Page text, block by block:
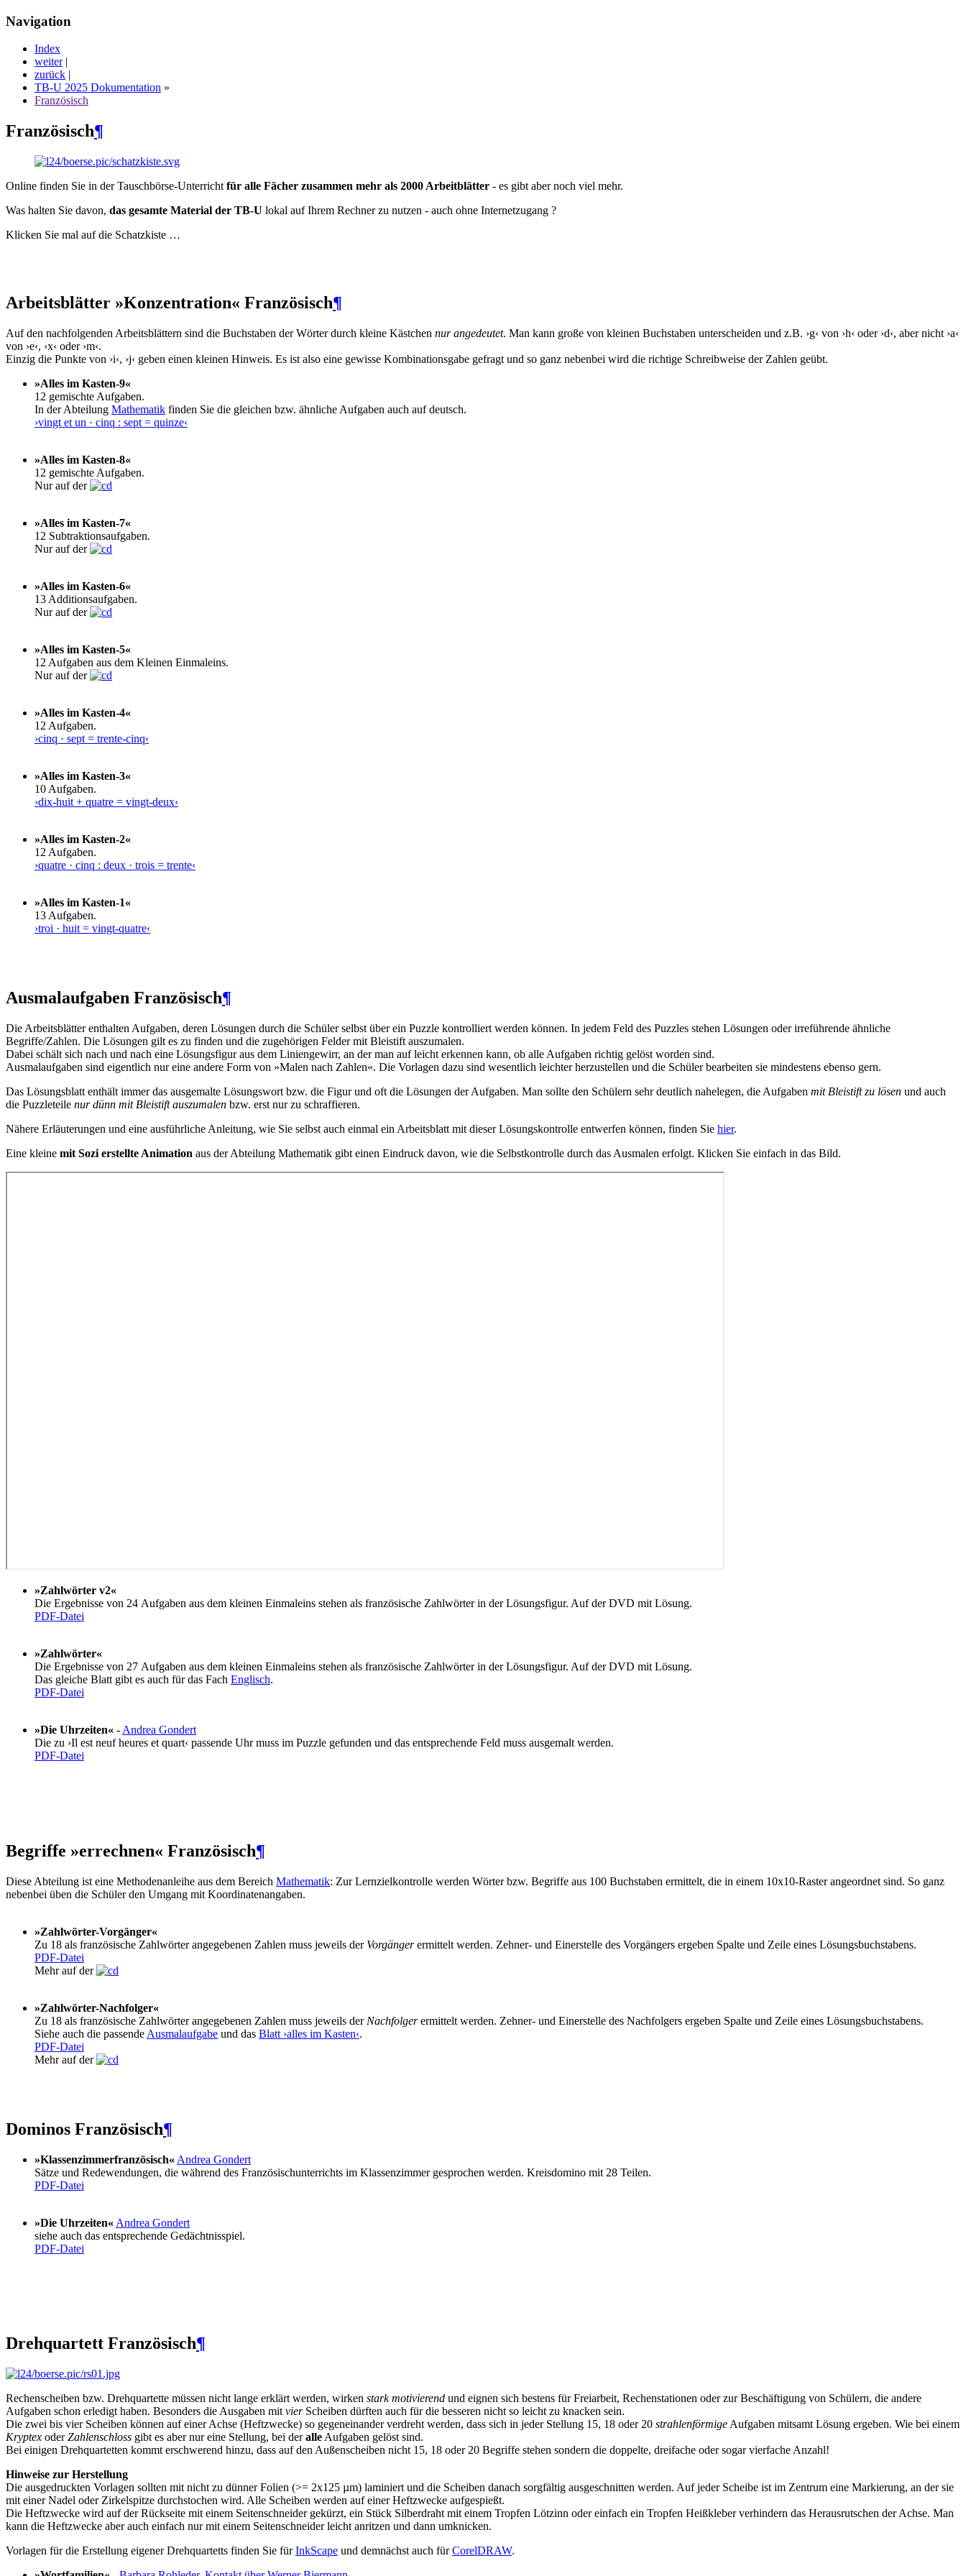
Navigation
Index
weiter|
zurück |
TB-U 2025 Dokumentation »
Französisch
Französisch¶
Online finden Sie in der Tauschbörse-Unterricht für alle Fächer zusammen mehr als 2000 Arbeitblätter - es gibt aber noch viel mehr.
Was halten Sie davon, das gesamte Material der TB-U lokal auf Ihrem Rechner zu nutzen - auch ohne Internetzugang ?
Klicken Sie mal auf die Schatzkiste …
Arbeitsblätter »Konzentration« Französisch¶
Auf den nachfolgenden Arbeitsblättern sind die Buchstaben der Wörter durch kleine Kästchen nur angedeutet. Man kann große von kleinen Buchstaben unterscheiden und z.B. ›g‹ von ›h‹ oder ›d‹, aber nicht ›a‹
von ›e‹, ›x‹ oder ›m‹.
Einzig die Punkte von ›i‹, ›j‹ geben einen kleinen Hinweis. Es ist also eine gewisse Kombinationsgabe gefragt und so ganz nebenbei wird die richtige Schreibweise der Zahlen geübt.
»Alles im Kasten-9«
12 gemischte Aufgaben.
In der Abteilung Mathematik finden Sie die gleichen bzw. ähnliche Aufgaben auch auf deutsch.
›vingt et un · cinq : sept = quinze‹
»Alles im Kasten-8«
12 gemischte Aufgaben.
Nur auf der
»Alles im Kasten-7«
12 Subtraktionsaufgaben.
Nur auf der
»Alles im Kasten-6«
13 Additionsaufgaben.
Nur auf der
»Alles im Kasten-5«
12 Aufgaben aus dem Kleinen Einmaleins.
Nur auf der
»Alles im Kasten-4«
12 Aufgaben.
›cinq · sept = trente-cinq‹
»Alles im Kasten-3«
10 Aufgaben.
›dix-huit + quatre = vingt-deux‹
»Alles im Kasten-2«
12 Aufgaben.
›quatre · cinq : deux · trois = trente‹
»Alles im Kasten-1«
13 Aufgaben.
›troi · huit = vingt-quatre‹
Ausmalaufgaben Französisch¶
Die Arbeitsblätter enthalten Aufgaben, deren Lösungen durch die Schüler selbst über ein Puzzle kontrolliert werden können. In jedem Feld des Puzzles stehen Lösungen oder irreführende ähnliche
Begriffe/Zahlen. Die Lösungen gilt es zu finden und die zugehörigen Felder mit Bleistift auszumalen.
Dabei schält sich nach und nach eine Lösungsfigur aus dem Liniengewirr, an der man auf leicht erkennen kann, ob alle Aufgaben richtig gelöst worden sind.
Ausmalaufgaben sind eigentlich nur eine andere Form von »Malen nach Zahlen«. Die Vorlagen dazu sind wesentlich leichter herzustellen und die Schüler bearbeiten sie mindestens ebenso gern.
Das Lösungsblatt enthält immer das ausgemalte Lösungswort bzw. die Figur und oft die Lösungen der Aufgaben. Man sollte den Schülern sehr deutlich nahelegen, die Aufgaben mit Bleistift zu lösen und auch
die Puzzleteile nur dünn mit Bleistift auszumalen bzw. erst nur zu schraffieren.
Nähere Erläuterungen und eine ausführliche Anleitung, wie Sie selbst auch einmal ein Arbeitsblatt mit dieser Lösungskontrolle entwerfen können, finden Sie hier.
Eine kleine mit Sozi erstellte Animation aus der Abteilung Mathematik gibt einen Eindruck davon, wie die Selbstkontrolle durch das Ausmalen erfolgt. Klicken Sie einfach in das Bild.
»Zahlwörter v2«
Die Ergebnisse von 24 Aufgaben aus dem kleinen Einmaleins stehen als französische Zahlwörter in der Lösungsfigur. Auf der DVD mit Lösung.
PDF-Datei
»Zahlwörter«
Die Ergebnisse von 27 Aufgaben aus dem kleinen Einmaleins stehen als französische Zahlwörter in der Lösungsfigur. Auf der DVD mit Lösung.
Das gleiche Blatt gibt es auch für das Fach Englisch.
PDF-Datei
»Die Uhrzeiten« - Andrea Gondert
Die zu ›Il est neuf heures et quart‹ passende Uhr muss im Puzzle gefunden und das entsprechende Feld muss ausgemalt werden.
PDF-Datei
Begriffe »errechnen« Französisch¶
Diese Abteilung ist eine Methodenanleihe aus dem Bereich Mathematik: Zur Lernzielkontrolle werden Wörter bzw. Begriffe aus 100 Buchstaben ermittelt, die in einem 10x10-Raster angeordnet sind. So ganz
nebenbei üben die Schüler den Umgang mit Koordinatenangaben.
»Zahlwörter-Vorgänger«
Zu 18 als französische Zahlwörter angegebenen Zahlen muss jeweils der Vorgängerermittelt werden. Zehner- und Einerstelle des Vorgängers ergeben Spalte und Zeile eines Lösungsbuchstabens.
PDF-Datei
Mehr auf der
»Zahlwörter-Nachfolger«
Zu 18 als französische Zahlwörter angegebenen Zahlen muss jeweils der Nachfolgerermittelt werden. Zehner- und Einerstelle des Nachfolgers ergeben Spalte und Zeile eines Lösungsbuchstabens.
Siehe auch die passende Ausmalaufgabe und das Blatt ›alles im Kasten‹.
PDF-Datei
Mehr auf der
Dominos Französisch¶
»Klassenzimmerfranzösisch« Andrea Gondert
Sätze und Redewendungen, die während des Französischunterrichts im Klassenzimmer gesprochen werden. Kreisdomino mit 28 Teilen.
PDF-Datei
»Die Uhrzeiten« Andrea Gondert
siehe auch das entsprechende Gedächtnisspiel.
PDF-Datei
Drehquartett Französisch¶
Rechenscheiben bzw. Drehquartette müssen nicht lange erklärt werden, wirken stark motivierend und eignen sich bestens für Freiarbeit, Rechenstationen oder zur Beschäftigung von Schülern, die andere
Aufgaben schon erledigt haben. Besonders die Ausgaben mit vierScheiben dürften auch für die besseren nicht so leicht zu knacken sein.
Die zwei bis vier Scheiben können auf einer Achse (Heftzwecke) so gegeneinander verdreht werden, dass sich in jeder Stellung 15, 18 oder 20 strahlenförmige Aufgaben mitsamt Lösung ergeben. Wie bei einem
Kryptex oderZahlenschloss gibt es aber nur eine Stellung, bei deralle Aufgaben gelöst sind.
Bei einigen Drehquartetten kommt erschwerend hinzu, dass auf den Außenscheiben nicht 15, 18 oder 20 Begriffe stehen sondern die doppelte, dreifache oder sogar vierfache Anzahl!
Hinweise zur Herstellung
Die ausgedruckten Vorlagen sollten mit nicht zu dünner Folien (>= 2x125 µm) laminiert und die Scheiben danach sorgfältig ausgeschnitten werden. Auf jeder Scheibe ist im Zentrum eine Markierung, an der sie
mit einer Nadel oder Zirkelspitze durchstochen wird. Alle Scheiben werden auf einer Heftzwecke aufgespießt.
Die Heftzwecke wird auf der Rückseite mit einem Seitenschneider gekürzt, ein Stück Silberdraht mit einem Tropfen Lötzinn oder einfach ein Tropfen Heißkleber verhindern das Herausrutschen der Achse. Man
kann die Heftzwecke aber auch einfach nur mit einem Seitenschneider leicht anritzen und dann umknicken.
Vorlagen für die Erstellung eigener Drehquartetts finden Sie fürInkScape und demnächst auch fürCorelDRAW.